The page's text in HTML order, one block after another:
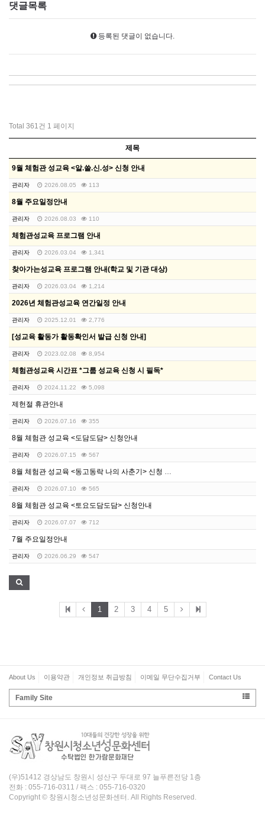
댓글목록
등록된 댓글이 없습니다.
Total 361건 1 페이지
제목
9월 체험관 성교육 <알.쓸.신.성> 신청 안내
관리자 2026.08.05 113
8월 주요일정안내
관리자 2026.08.03 110
체험관성교육 프로그램 안내
관리자 2026.03.04 1,341
찾아가는성교육 프로그램 안내(학교 및 기관 대상)
관리자 2026.03.04 1,214
2026년 체험관성교육 연간일정 안내
관리자 2025.12.01 2,776
[성교육 활동가 활동확인서 발급 신청 안내]
관리자 2023.02.08 8,954
체험관성교육 시간표 *그룹 성교육 신청 시 필독*
관리자 2024.11.22 5,098
제헌절 휴관안내
관리자 2026.07.16 355
8월 체험관 성교육 <도담도담> 신청안내
관리자 2026.07.15 567
8월 체험관 성교육 <동고동락 나의 사춘기> 신청 안내
관리자 2026.07.10 565
8월 체험관 성교육 <토요도담도담> 신청안내
관리자 2026.07.07 712
7월 주요일정안내
관리자 2026.06.29 547
1 2 3 4 5
About Us 이용약관 개인정보 취급방침 이메일 무단수집거부 Contact Us
Family Site
(우)51412 경상남도 창원시 성산구 두대로 97 늘푸른전당 1층
전화 : 055-716-0311 / 팩스 : 055-716-0320
Copyright © 창원시청소년성문화센터. All Rights Reserved.